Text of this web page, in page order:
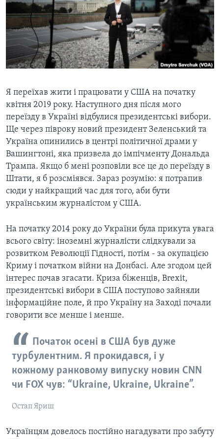
СУСПІЛЬСТВО
ЕКОНОМІКА
ІСТОРІЇ УСПІХУ УКРАЇНЦІВ
ТЕЛЕПРОГРАМИ
ЧАС-TIME
БРИФІНГ ГОЛОСУ АМЕРИКИ
ВІКНО В АМЕРИКУ
ПРАЙМ-ТАЙМ
ПОГЛЯД З ВАШИНГТОНА
ENGLISH
Learning English
МИ В СОЦМЕРЕЖАХ
Мови
Я переїхав жити і працювати у США на початку
квітня 2019 року. Наступного дня після мого
переїзду в Україні відбулися президентські вибори.
Ще через півроку новий президент Зеленський та
Україна опинились в центрі політичної драми у
Вашингтоні, яка призвела до імпічменту Дональда
Трампа. Якщо б мені розповіли все це до переїзду в
Штати, я б розсміявся. Зараз розумію: я потрапив
сюди у найкращий час для того, аби бути
українським журналістом у США.
На початку 2014 року до України була прикута увага
всього світу: іноземні журналісти слідкували за
розвитком Революції Гідності, потім - за окупацією
Криму і початком війни на Донбасі. Але згодом цей
інтерес почав згасати. Криза біженців, Brexit,
президентські вибори в США поступово зайняли
інформаційне поле, й про Україну на Заході почали
говорити все менше і менше.
Початок осені в США був дуже
турбулентним. Я прокидався, і у
кожному ранковому випуску новин CNN
чи FOX чув: “Ukraine, Ukraine, Ukraine”.
Остап Яриш
Українцям довелось постійно нагадувати про забуту